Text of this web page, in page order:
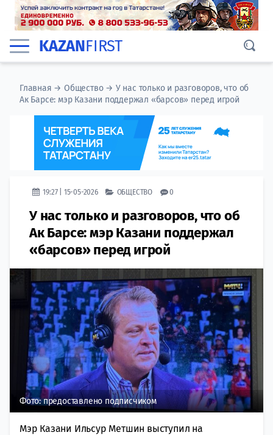
KAZANFIRST
Главная →Общество→ У нас только и разговоров, что об
Ак Барсе: мэр Казани поддержал «барсов» перед игрой
19:27 | 15-05-2026 ОБЩЕСТВО 0
У нас только и разговоров, что об
Ак Барсе: мэр Казани поддержал
«барсов» перед игрой
Фото: предоставлено подписчиком
Мэр Казани Ильсур Метшин выступил на